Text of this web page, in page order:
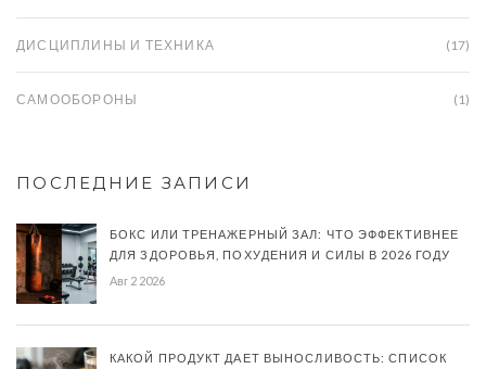
ДИСЦИПЛИНЫ И ТЕХНИКА (17)
САМООБОРОНЫ (1)
ПОСЛЕДНИЕ ЗАПИСИ
БОКС ИЛИ ТРЕНАЖЕРНЫЙ ЗАЛ: ЧТО ЭФФЕКТИВНЕЕ
ДЛЯ ЗДОРОВЬЯ, ПОХУДЕНИЯ И СИЛЫ В 2026 ГОДУ
Авг 2 2026
КАКОЙ ПРОДУКТ ДАЕТ ВЫНОСЛИВОСТЬ: СПИСОК